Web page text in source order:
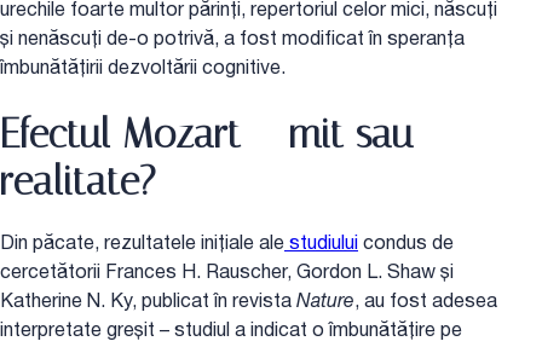
urechile foarte multor părinți, repertoriul celor mici, născuți
și nenăscuți de-o potrivă, a fost modificat în speranța
îmbunătățirii dezvoltării cognitive.
Efectul Mozart – mit sau
realitate?
Din păcate, rezultatele inițiale ale studiului
condus de
cercetătorii Frances H. Rauscher, Gordon L. Shaw și
Katherine N. Ky, publicat în revista Nature, au fost adesea
interpretate greșit – studiul a indicat o îmbunătățire pe